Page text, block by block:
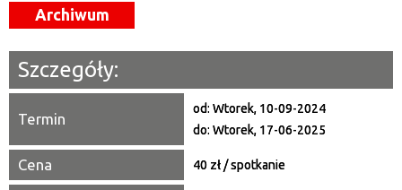
Promowane
Archiwum
Szczegóły:
Termin
od: Wtorek, 10-09-2024
do: Wtorek, 17-06-2025
Cena 40 zł / spotkanie